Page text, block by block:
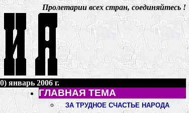
Пролетарии всех стран, соединяйтесь !
январь 2006 г.
ГЛАВНАЯ ТЕМА
ЗА ТРУДНОЕ СЧАСТЬЕ НАРОДА